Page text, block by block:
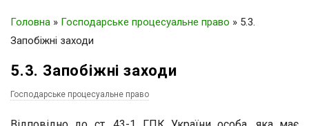
Головна » Господарське процесуальне право » 5.3.
Запобіжні заходи
5.3. Запобіжні заходи
Господарське процесуальне право